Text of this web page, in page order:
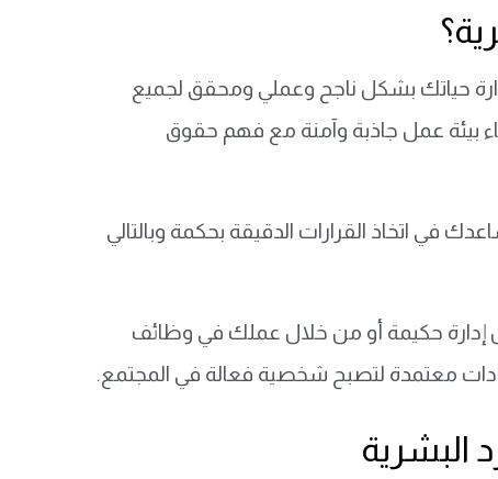
حياتك بشكل ناجح وعملي ومحقق لجميع
بيئة عمل جاذبة وآمنة مع فهم حقوق
في اتخاذ القرارات الدقيقة بحكمة وبالتالي
حكيمة أو من خلال عملك في وظائف
معتمدة لتصبح شخصية فعالة في المجتمع.
البشرية